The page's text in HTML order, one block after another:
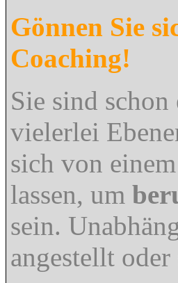
Gönnen Sie
Coaching!
Sie sind
vielerlei
sich von
lassen, um
sein.
angestellt